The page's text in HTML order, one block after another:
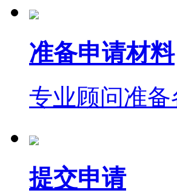
准备申请材料
专业顾问准
提交申请